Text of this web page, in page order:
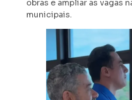
obras e ampliar as vagas
municipais.